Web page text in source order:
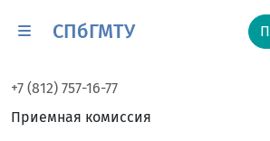
СПбГМТУ
+7 (812) 757-16-77
Приемная комиссия